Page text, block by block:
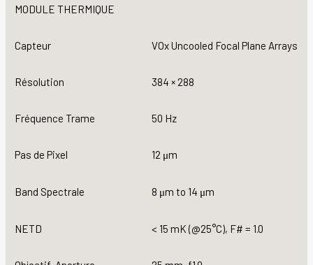
MODULE THERMIQUE
Capteur VOx Uncooled Focal Plane Arrays
Résolution 384 × 288
Fréquence Trame 50 Hz
Pas de Pixel 12 μm
Band Spectrale 8 μm to 14 μm
NETD < 15 mK (@25°C), F# = 1.0